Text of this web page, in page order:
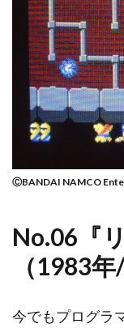
ⒸBANDAI NAMCO
No.06『
（1983
今でもプログラ